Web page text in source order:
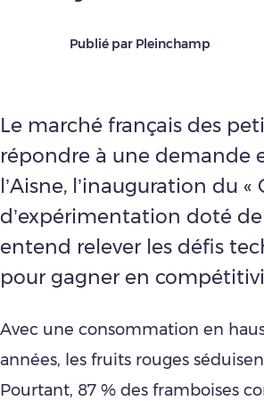
Publié par Pleinchamp
Le marché français des
répondre à une demande
l’Aisne, l’inauguration du
d’expérimentation doté
entend relever les défis
pour gagner en
Avec une consommation en
années, les fruits rouges
Pourtant, 87 % des framboises